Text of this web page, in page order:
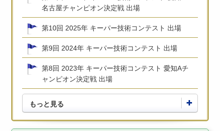
名古屋チャンピオン決定戦 出場
第10回 2025年 キーパー技術コンテスト 出場
第9回 2024年 キーパー技術コンテスト 出場
第8回 2023年 キーパー技術コンテスト 愛知Aチ
ャンピオン決定戦 出場
もっと見る